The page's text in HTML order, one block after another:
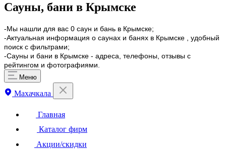
Сауны, бани в Крымске
-Мы нашли для вас 0 саун и бань в Крымске;
-Актуальная информация о саунах и банях в Крымске , удобный
поиск с фильтрами;
-Сауны и бани в Крымске - адреса, телефоны, отзывы с
рейтингом и фотографиями.
Меню
Махачкала
Главная
Каталог фирм
Акции/скидки